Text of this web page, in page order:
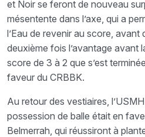
et Noir se feront de nouveau
mésentente dans l’axe, qui a
l’Eau de revenir au score, avant
deuxième fois l’avantage avant
score de 3 à 2 que s’est
faveur du CRBBK.
Au retour des vestiaires,
possession de balle était en
Belmerrah, qui réussiront à